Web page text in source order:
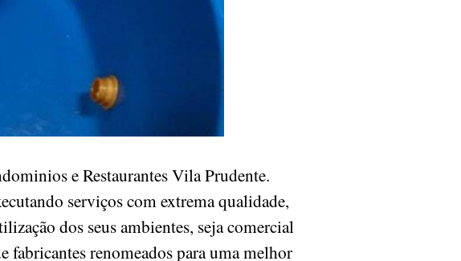
e Restaurantes Vila Prudente.
serviços com extrema qualidade,
dos seus ambientes, seja comercial
fabricantes renomeados para uma melhor